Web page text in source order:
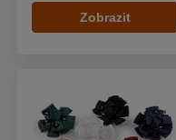
Zobrazit